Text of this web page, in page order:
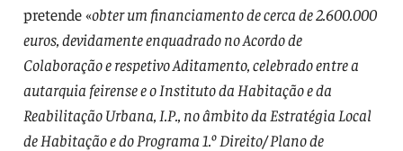
pretende «obter um financiamento de cerca de 2.600.000
euros, devidamente enquadrado no Acordo de
Colaboração e respetivo Aditamento, celebrado entre a
autarquia feirense e o Instituto da Habitação e da
Reabilitação Urbana, I.P., no âmbito da Estratégia Local
de Habitação e do Programa 1.º Direito/ Plano de